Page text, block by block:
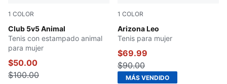
1 COLOR
Club 5v5 Animal
Alpine Snow-Warm White-Toasted Almond
Tenis con estampado animal
para mujer
$50.00
$100.00
1 COLOR
Arizona Leo
Vapor Gray-Vapor Gray
Tenis para mujer
$69.99
$90.00
MÁS VENDIDO